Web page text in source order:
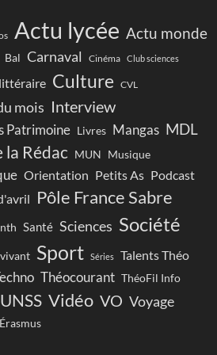
Actu lycée Actu monde
Bal Carnaval Cinéma Club sciences
Culture CVL
mois Interview
Patrimoine Livres Mangas MDL
la Rédac MUN Musique
Orientation Petits As Podcast
Pôle France Sabre
Santé Sciences Société
Sport Séries
Talents Théo
Théocourant ThéoFil Info
UNSS Vidéo VO Voyage
Érasmus